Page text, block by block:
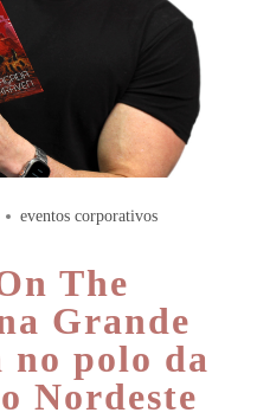
eventos corporativos
The
Grande
no polo da
Nordeste